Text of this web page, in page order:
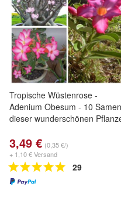
Tropische Wüstenrose -
Adenium Obesum - 10 Samen
dieser wunderschönen
3,49 € (0,35 €/)
+ 1,10 € Versand
29